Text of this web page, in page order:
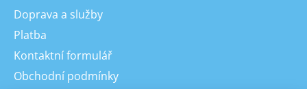
Doprava a služby
Platba
Kontaktní formulář
Obchodní podmínky